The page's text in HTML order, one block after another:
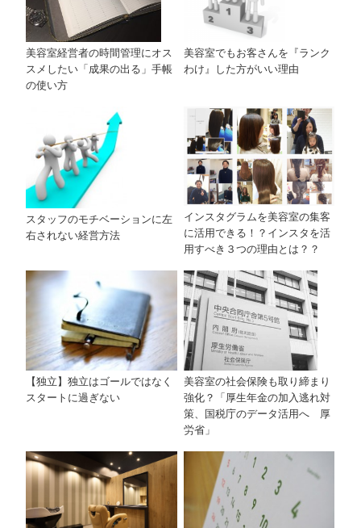
美容室経営者の時間管理にオス
スメしたい「成果の出る」手帳
の使い方
美容室でもお客さんを『ランク
わけ』した方がいい理由
スタッフのモチベーションに左
右されない経営方法
インスタグラムを美容室の集客
に活用できる！？インスタを活
用すべき３つの理由とは？？
【独立】独立はゴールではなく
スタートに過ぎない
美容室の社会保険も取り締まり
強化？「厚生年金の加入逃れ対
策、国税庁のデータ活用へ 厚
労省」